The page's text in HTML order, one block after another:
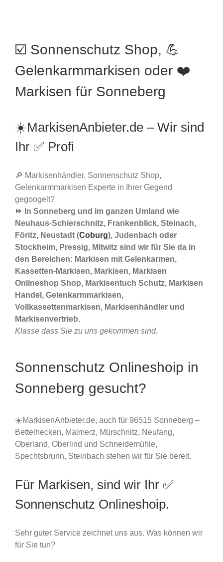
☑️ Sonnenschutz Shop, 💪
Gelenkarmmarkisen oder ❤️
Markisen für Sonneberg
☀️MarkisenAnbieter.de – Wir sind
Ihr ✅ Profi
🔎 Markisenhändler, Sonnenschutz Shop,
Gelenkarmmarkisen Experte in Ihrer Gegend
gegoogelt?
⏩ In Sonneberg und im ganzen Umland wie
Neuhaus-Schierschnitz, Frankenblick, Steinach,
Föritz, Neustadt (Coburg), Judenbach oder
Stockheim, Pressig, Mitwitz sind wir für Sie da in
den Bereichen: Markisen mit Gelenkarmen,
Kassetten-Markisen, Markisen, Markisen
Onlineshop Shop, Markisentuch Schutz, Markisen
Handel, Gelenkarmmarkisen,
Vollkassettenmarkisen, Markisenhändler und
Markisenvertrieb.
Klasse dass Sie zu uns gekommen sind.
Sonnenschutz Onlineshoip in
Sonneberg gesucht?
☀️MarkisenAnbieter.de, auch für 96515 Sonneberg –
Bettelhecken, Malmerz, Mürschnitz, Neufang,
Oberland, Oberlind und Schneidemühle,
Spechtsbrunn, Steinbach stehen wir für Sie bereit.
Für Markisen, sind wir Ihr ✅
Sonnenschutz Onlineshoip.
Sehr guter Service zeichnet uns aus. Was können wir
für Sie tun?